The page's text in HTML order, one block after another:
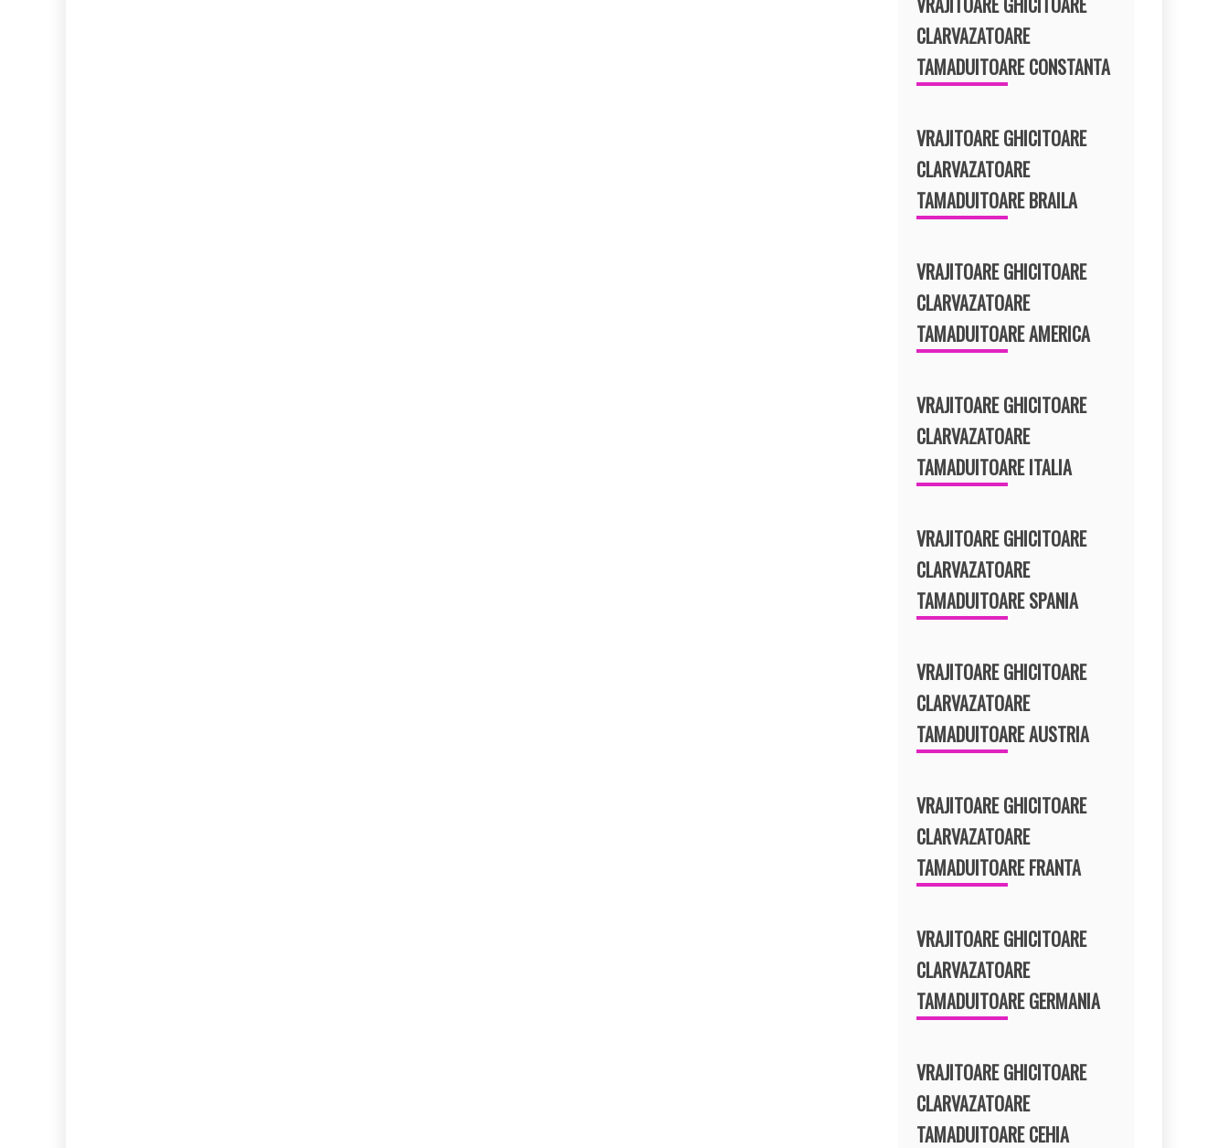
CLARVAZATOARE
TAMADUITOARE CONSTANTA
VRAJITOARE GHICITOARE
CLARVAZATOARE
TAMADUITOARE BRAILA
VRAJITOARE GHICITOARE
CLARVAZATOARE
TAMADUITOARE AMERICA
VRAJITOARE GHICITOARE
CLARVAZATOARE
TAMADUITOARE ITALIA
VRAJITOARE GHICITOARE
CLARVAZATOARE
TAMADUITOARE SPANIA
VRAJITOARE GHICITOARE
CLARVAZATOARE
TAMADUITOARE AUSTRIA
VRAJITOARE GHICITOARE
CLARVAZATOARE
TAMADUITOARE FRANTA
VRAJITOARE GHICITOARE
CLARVAZATOARE
TAMADUITOARE GERMANIA
VRAJITOARE GHICITOARE
CLARVAZATOARE
TAMADUITOARE CEHIA